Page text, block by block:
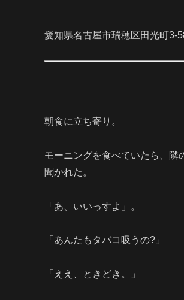
愛知県名古屋市瑞穂区田光町3-
朝食に立ち寄り。
モーニングを食べていたら、隣
聞かれた。
「あ、いいっすよ」。
「あんたもタバコ吸うの?」
「ええ、ときどき。」